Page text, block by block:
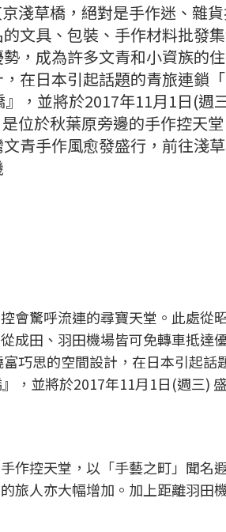
淺草橋，絕對是手作迷、雜
文具、包裝、手作材料批發
，成為許多文青和小資族的
在日本引起話題的青旅連鎖
，並將於2017年11月1日(週
位於秋葉原旁邊的手作控天
青手作風愈發盛行，前往淺
會驚呼流連的尋寶天堂。此處從
成田、羽田機場皆可免轉車抵達
巧思的空間設計，在日本引起話
，並將於2017年11月1日(週三)
作控天堂，以「手藝之町」聞名
旅人亦大幅增加。加上距離羽田